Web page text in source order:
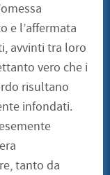
e l’affermata
avvinti tra loro
vero che i
risultano
infondati.
tanto da